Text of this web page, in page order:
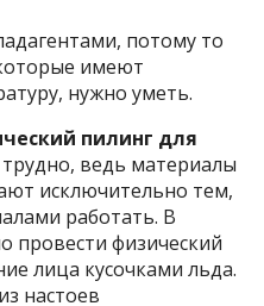
потому то
имеют
нужно уметь.
пилинг для
ведь материалы
исключительно тем,
работать. В
провести физический
лица кусочками льда.
настоев